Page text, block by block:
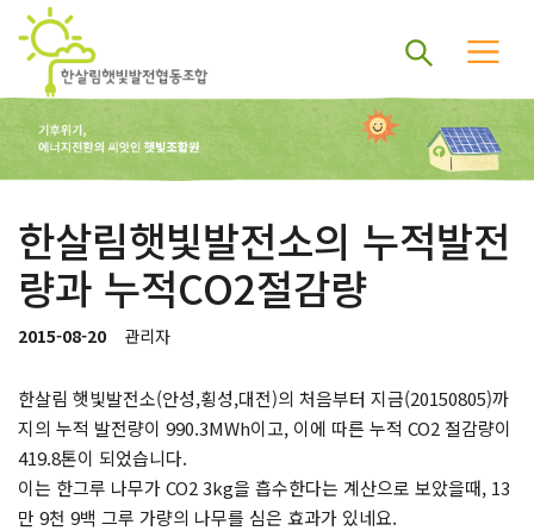
한살림햇빛발전소의 누적발전
량과 누적CO2절감량
2015-08-20 관리자
한살림 햇빛발전소(안성,횡성,대전)의 처음부터 지금(20150805)까
지의 누적 발전량이 990.3MWh이고, 이에 따른 누적 CO2 절감량이
419.8톤이 되었습니다.
이는 한그루 나무가 CO2 3kg을 흡수한다는 계산으로 보았을때, 13
만 9천 9백 그루 가량의 나무를 심은 효과가 있네요.